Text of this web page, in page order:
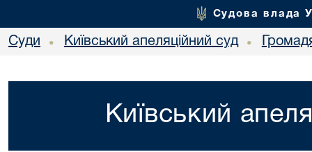
Судова влада
Суди • Київський апеляційний суд •
Київський